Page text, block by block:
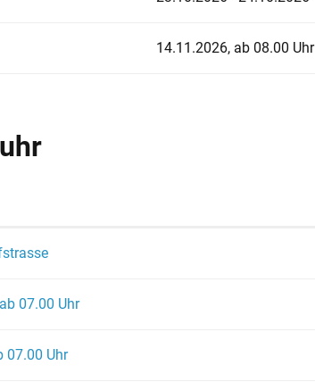
14.11.2026, ab 08.00 Uhr
07.00 Uhr
07.00 Uhr